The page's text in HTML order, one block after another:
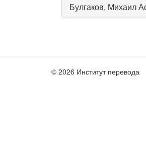
Булгаков, Михаил
© 2026 Институт перевода